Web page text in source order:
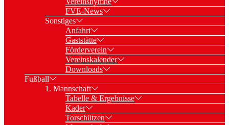
FVE-News
Sonstiges
Anfahrt
Gaststätte
Förderverein
Vereinskalender
Downloads
Fußball
1. Mannschaft
Tabelle & Ergebnisse
Kader
Torschützen